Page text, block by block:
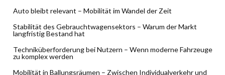
Auto bleibt relevant – Mobilität im Wandel der Zeit
Stabilität des Gebrauchtwagensektors – Warum der Markt
langfristig Bestand hat
Techniküberforderung bei Nutzern – Wenn moderne Fahrzeuge
zu komplex werden
Mobilität in Ballungsräumen – Zwischen Individualverkehr und